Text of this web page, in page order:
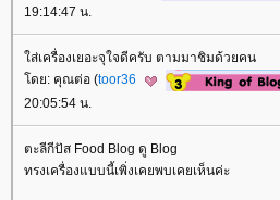
19:14:47 น.
ส่เครื่องเยอะจุใจดีครับ ตามมาชิมด้วยคน
ดย: คุณต่อ (toor36
20:05:54 น.
ตะลีกีปัส Food Blog ดู Blog
ทรงเครื่องแบบนี้เพิ่งเคยพบเคยเห็นค่ะ